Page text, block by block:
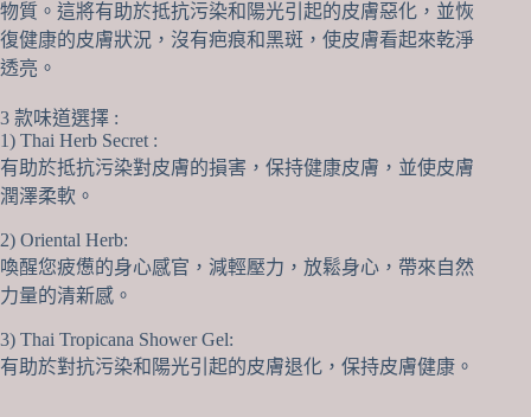
物質。這將有助於抵抗污染和陽光引起的皮膚惡化，並恢
復健康的皮膚狀況，沒有疤痕和黑斑，使皮膚看起來乾淨
透亮。
3 款味道選擇 :
1) Thai Herb Secret :
有助於抵抗污染對皮膚的損害，保持健康皮膚，並使皮膚
潤澤柔軟。
2) Oriental Herb:
喚醒您疲憊的身心感官，減輕壓力，放鬆身心，帶來自然
力量的清新感。
3) Thai Tropicana Shower Gel:
有助於對抗污染和陽光引起的皮膚退化，保持皮膚健康。